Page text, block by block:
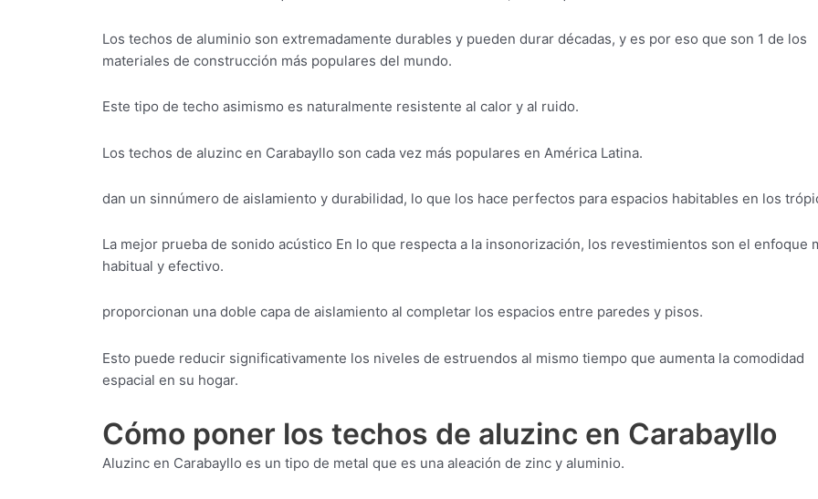
Los techos de aluminio son extremadamente durables y pueden durar décadas, y es por eso que son 1 de los
materiales de construcción más populares del mundo.
Este tipo de techo asimismo es naturalmente resistente al calor y al ruido.
Los techos de aluzinc en Carabayllo son cada vez más populares en América Latina.
dan un sinnúmero de aislamiento y durabilidad, lo que los hace perfectos para espacios habitables en los
La mejor prueba de sonido acústico En lo que respecta a la insonorización, los revestimientos son el enfoque
habitual y efectivo.
proporcionan una doble capa de aislamiento al completar los espacios entre paredes y pisos.
Esto puede reducir significativamente los niveles de estruendos al mismo tiempo que aumenta la comodidad
espacial en su hogar.
Cómo poner los techos de aluzinc en Carabayllo
Aluzinc en Carabayllo es un tipo de metal que es una aleación de zinc y aluminio.